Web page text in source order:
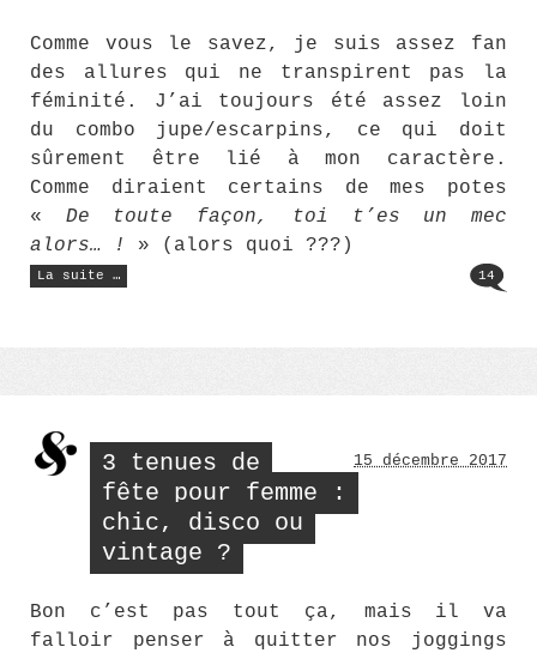
Comme vous le savez, je suis assez fan
des allures qui ne transpirent pas la
féminité. J’ai toujours été assez loin
du combo jupe/escarpins, ce qui doit
sûrement être lié à mon caractère.
Comme diraient certains de mes potes
« De toute façon, toi t’es un mec
alors… !
» (alors quoi ???)
La suite …
« Féminin
singulier
14
3 tenues de
fête pour femme :
chic, disco ou
vintage ?
15 décembre 2017
Bon c’est pas tout ça, mais il va
falloir penser à quitter nos joggings